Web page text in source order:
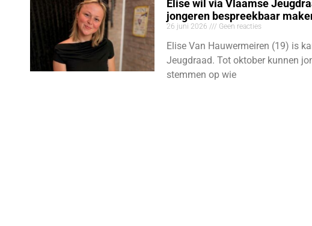
Elise wil via Vlaamse
jongeren bespreekbaar
26 juni 2026 Geen reacties
Elise Van Hauwermeiren (19) is
Jeugdraad. Tot oktober kunnen
stemmen op wie